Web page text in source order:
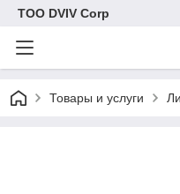
ТОО DVIV Corp
Товары и услуги